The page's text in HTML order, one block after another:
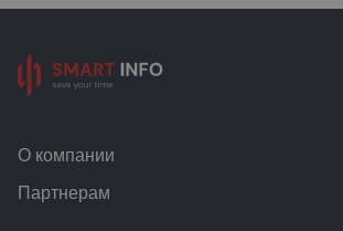
О компании
Партнерам